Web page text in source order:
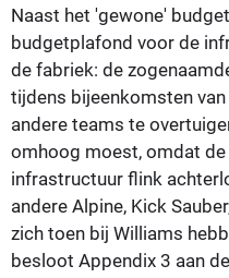
Naast het 'gewone'
budgetplafond voor de
de fabriek: de
tijdens bijeenkomsten
andere teams te
omhoog moest, omdat
infrastructuur flink
andere Alpine, Kick
zich toen bij Williams
besloot Appendix 3 aan